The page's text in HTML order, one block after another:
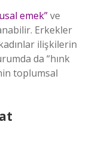
emek”ve
Erkekler
ilişkilerin
da “hınk
toplumsal